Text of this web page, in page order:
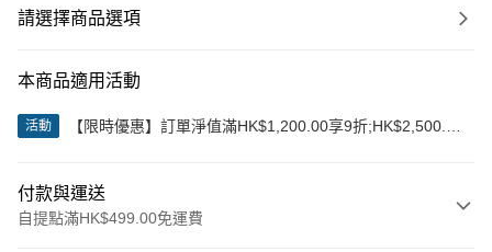
請選擇商品選項
本商品適用活動
活動
【限時優惠】訂單淨值滿HK$1,200.00享9折;HK$2,500.00
付款與運送
自提點滿HK$499.00免運費